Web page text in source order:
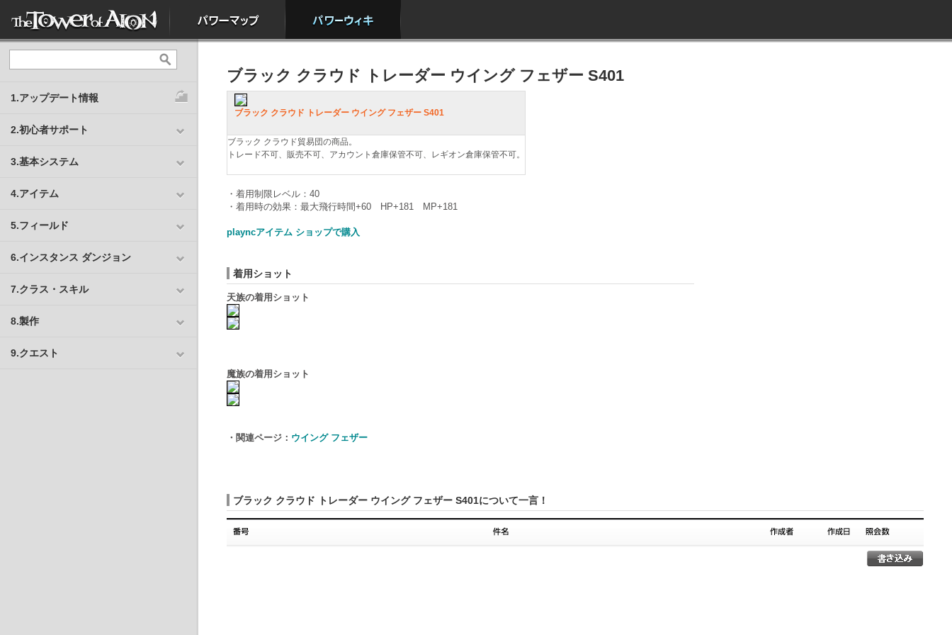
1.アップデート情報
2.初心者サポート
3.基本システム
4.アイテム
5.フィールド
6.インスタンス ダンジョン
7.クラス・スキル
8.製作
9.クエスト
ブラック クラウド トレーダー ウイング フェザー S401
ブラック クラウド トレーダー ウイング フェザー S401
ブラック クラウド貿易団の商品。
トレード不可、販売不可、アカウント倉庫保管不可、レギオン倉庫保管不可。
・着用制限レベル：40
・着用時の効果：最大飛行時間+60 HP+181 MP+181
playncアイテム ショップで購入
着用ショット
天族の着用ショット
魔族の着用ショット
・関連ページ： ウイング フェザー
ブラック クラウド トレーダー ウイング フェザー S401について一言！